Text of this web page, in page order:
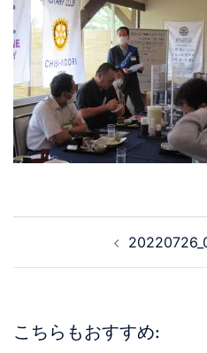
こちらもおすすめ: